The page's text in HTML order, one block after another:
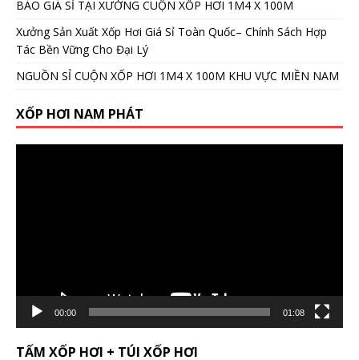
BÁO GIÁ SỈ TẠI XƯỞNG CUỘN XỐP HƠI 1M4 X 100M
Xưởng Sản Xuất Xốp Hơi Giá Sỉ Toàn Quốc– Chính Sách Hợp
Tác Bền Vững Cho Đại Lý
NGUỒN SỈ CUỘN XỐP HƠI 1M4 X 100M KHU VỰC MIỀN NAM
XỐP HƠI NAM PHÁT
00:00 01:08
TẤM XỐP HƠI + TÚI XỐP HƠI